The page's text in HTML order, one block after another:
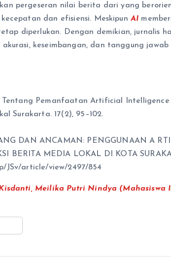
pergeseran nilai berita dari yang
dan efisiensi. Meskipun AI
diperlukan. Dengan demikian, jurnalis
keseimbangan, dan tanggung jawab
Tentang Pemanfaatan Artificial
Surakarta. 17(2), 95–102.
DAN ANCAMAN: PENGGUNAAN A
BERITA MEDIA LOKAL DI KOTA
JSv/article/view/2497/854
Meilika Putri Nindya (Mahasiswa